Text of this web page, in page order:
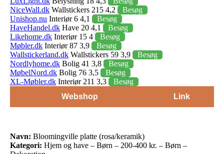
NiceWall.dk Wallstickers 215 4,2
Besøg
Unishop.nu Interiør 6 4,1
Besøg
HaveHandel.dk Have 20 4,1
Besøg
Likehome.dk Interiør 15 4
Besøg
Møbler.dk Interiør 87 3,9
Besøg
Wallstickerland.dk Wallstickers 59 3,9
Besøg
Nordlyhome.dk Bolig 41 3,8
Besøg
MøbelNord.dk Bolig 76 3,5
Besøg
XL-Møbler.dk Interiør 211 3,3
Besøg
Webshop
Link
Navn: Bloomingville platte (rosa/keramik)
Kategori: Hjem og have – Børn – 200-400 kr. – Børn –